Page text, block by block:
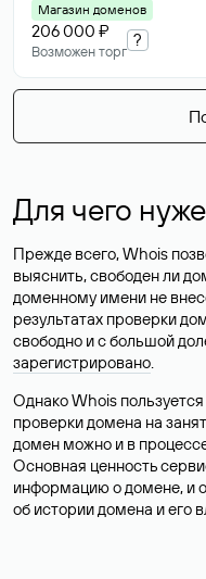
Магазин доменов
206 000 ₽
Возможен торг
?
Для чего
Прежде всего, Whois
выяснить, свободен ли
доменному имени не
результатах проверки
свободно и с большой
зарегистрировано.
Однако Whois
проверки домена на
домен можно и в
Основная ценность
информацию о домене, и
об истории домена и его